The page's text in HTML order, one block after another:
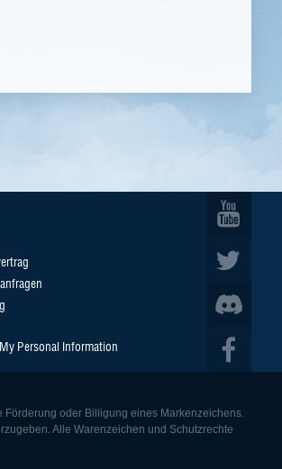
Personal Information
oder Billigung eines Markenzeichens.
Alle Warenzeichen und Schutzrechte